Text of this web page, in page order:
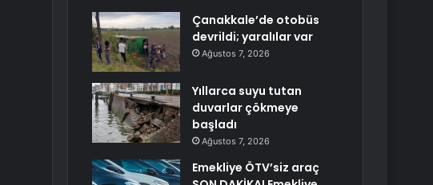
Çanakkale’de otobüs
devrildi; yaralılar var
Ağustos 7, 2026
Yıllarca suyu tutan
duvarlar çökmeye
başladı
Ağustos 7, 2026
Emekliye ÖTV’siz araç